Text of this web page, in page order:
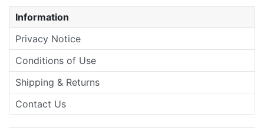
Information
Privacy Notice
Conditions of Use
Shipping & Returns
Contact Us